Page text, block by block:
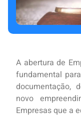
A abertura de
fundamental
documentação,
novo
Empresas que a